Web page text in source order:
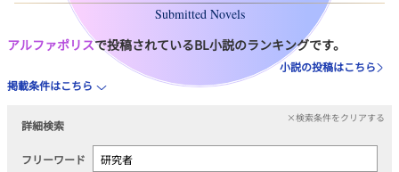
Submitted Novels
アルファポリスで投稿されているBL小説のランキングです。
小説の投稿はこちら
掲載条件はこちら
詳細検索
×検索条件をクリアする
フリーワード